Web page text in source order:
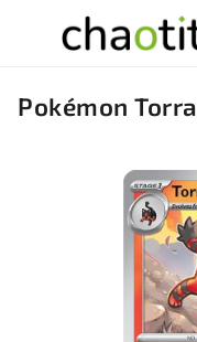
Pokémon